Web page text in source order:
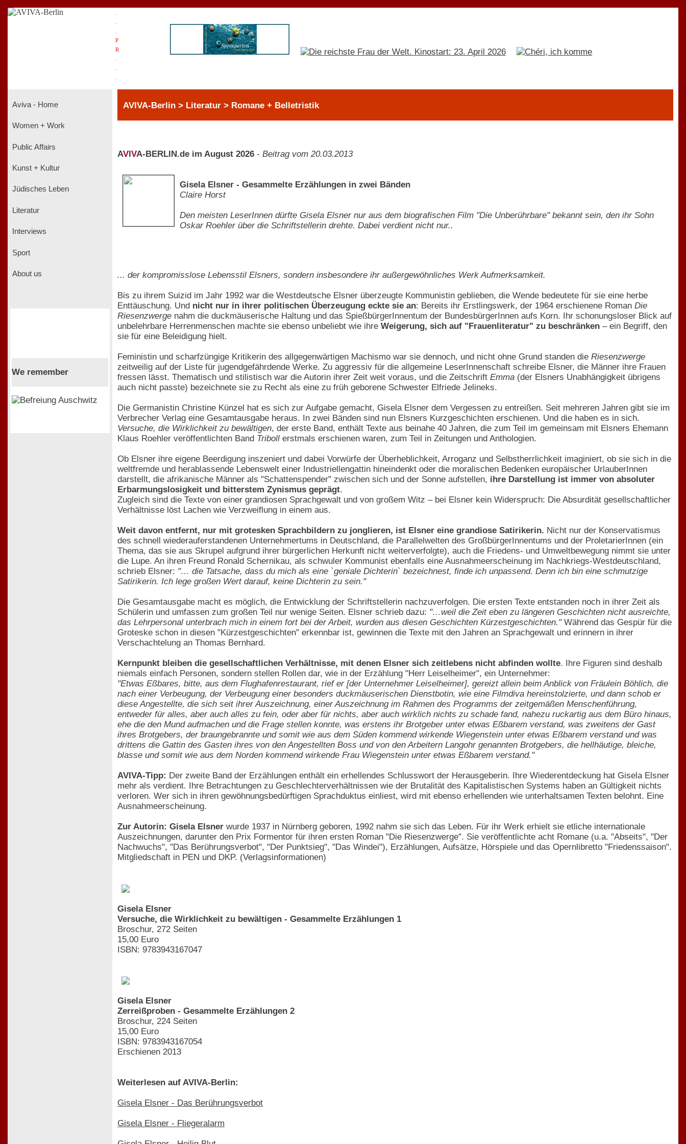
P
R
Aviva - Home
Women + Work
Public Affairs
Kunst + Kultur
Jüdisches Leben
Literatur
Interviews
Sport
About us
We remember
AVIVA-Berlin > Literatur > Romane + Belletristik
AV VA-BERLIN.de im August 2026 - Beitrag vom 20.03.2013
Gisela Elsner - Gesammelte Erzählungen in zwei Bänden
Claire Horst
Den meisten LeserInnen dürfte Gisela Elsner nur aus dem biografischen Film "Die Unberührbare" bekannt sein, den ihr Sohn
Oskar Roehler über die Schriftstellerin drehte. Dabei verdient nicht nur..
... der kompromisslose Lebensstil Elsners, sondern insbesondere ihr außergewöhnliches Werk Aufmerksamkeit.
Bis zu ihrem Suizid im Jahr 1992 war die Westdeutsche Elsner überzeugte Kommunistin geblieben, die Wende bedeutete für sie eine herbe
Enttäuschung. Und nicht nur in ihrer politischen Überzeugung eckte sie an: Bereits ihr Erstlingswerk, der 1964 erschienene Roman Die
Riesenzwerge nahm die duckmäuserische Haltung und das SpießbürgerInnentum der BundesbürgerInnen aufs Korn. Ihr schonungsloser Blick auf
unbelehrbare Herrenmenschen machte sie ebenso unbeliebt wie ihre Weigerung, sich auf "Frauenliteratur" zu beschränken – ein Begriff, den
sie für eine Beleidigung hielt.
Feministin und scharfzüngige Kritikerin des allgegenwärtigen Machismo war sie dennoch, und nicht ohne Grund standen die Riesenzwerge
zeitweilig auf der Liste für jugendgefährdende Werke. Zu aggressiv für die allgemeine LeserInnenschaft schreibe Elsner, die Männer ihre Frauen
fressen lässt. Thematisch und stilistisch war die Autorin ihrer Zeit weit voraus, und die Zeitschrift Emma (der Elsners Unabhängigkeit übrigens
auch nicht passte) bezeichnete sie zu Recht als eine zu früh geborene Schwester Elfriede Jelineks.
Die Germanistin Christine Künzel hat es sich zur Aufgabe gemacht, Gisela Elsner dem Vergessen zu entreißen. Seit mehreren Jahren gibt sie im
Verbrecher Verlag eine Gesamtausgabe heraus. In zwei Bänden sind nun Elsners Kurzgeschichten erschienen. Und die haben es in sich.
Versuche, die Wirklichkeit zu bewältigen, der erste Band, enthält Texte aus beinahe 40 Jahren, die zum Teil im gemeinsam mit Elsners Ehemann
Klaus Roehler veröffentlichten Band Triboll erstmals erschienen waren, zum Teil in Zeitungen und Anthologien.
Ob Elsner ihre eigene Beerdigung inszeniert und dabei Vorwürfe der Überheblichkeit, Arroganz und Selbstherrlichkeit imaginiert, ob sie sich in die
weltfremde und herablassende Lebenswelt einer Industriellengattin hineindenkt oder die moralischen Bedenken europäischer UrlauberInnen
darstellt, die afrikanische Männer als "Schattenspender" zwischen sich und der Sonne aufstellen, ihre Darstellung ist immer von absoluter
Erbarmungslosigkeit und bitterstem Zynismus geprägt.
Zugleich sind die Texte von einer grandiosen Sprachgewalt und von großem Witz – bei Elsner kein Widerspruch: Die Absurdität gesellschaftlicher
Verhältnisse löst Lachen wie Verzweiflung in einem aus.
Weit davon entfernt, nur mit grotesken Sprachbildern zu jonglieren, ist Elsner eine grandiose Satirikerin. Nicht nur der Konservatismus
des schnell wiederauferstandenen Unternehmertums in Deutschland, die Parallelwelten des GroßbürgerInnentums und der ProletarierInnen (ein
Thema, das sie aus Skrupel aufgrund ihrer bürgerlichen Herkunft nicht weiterverfolgte), auch die Friedens- und Umweltbewegung nimmt sie unter
die Lupe. An ihren Freund Ronald Schernikau, als schwuler Kommunist ebenfalls eine Ausnahmeerscheinung im Nachkriegs-Westdeutschland,
schrieb Elsner: "… die Tatsache, dass du mich als eine `geniale Dichterin` bezeichnest, finde ich unpassend. Denn ich bin eine schmutzige
Satirikerin. Ich lege großen Wert darauf, keine Dichterin zu sein."
Die Gesamtausgabe macht es möglich, die Entwicklung der Schriftstellerin nachzuverfolgen. Die ersten Texte entstanden noch in ihrer Zeit als
Schülerin und umfassen zum großen Teil nur wenige Seiten. Elsner schrieb dazu: "…weil die Zeit eben zu längeren Geschichten nicht ausreichte,
das Lehrpersonal unterbrach mich in einem fort bei der Arbeit, wurden aus diesen Geschichten Kürzestgeschichten."Während das Gespür für die
Groteske schon in diesen "Kürzestgeschichten" erkennbar ist, gewinnen die Texte mit den Jahren an Sprachgewalt und erinnern in ihrer
Verschachtelung an Thomas Bernhard.
Kernpunkt bleiben die gesellschaftlichen Verhältnisse, mit denen Elsner sich zeitlebens nicht abfinden wollte. Ihre Figuren sind deshalb
niemals einfach Personen, sondern stellen Rollen dar, wie in der Erzählung "Herr Leiselheimer", ein Unternehmer:
"Etwas Eßbares, bitte, aus dem Flughafenrestaurant, rief er [der Unternehmer Leiselheimer], gereizt allein beim Anblick von Fräulein Böhlich, die
nach einer Verbeugung, der Verbeugung einer besonders duckmäuserischen Dienstbotin, wie eine Filmdiva hereinstolzierte, und dann schob er
diese Angestellte, die sich seit ihrer Auszeichnung, einer Auszeichnung im Rahmen des Programms der zeitgemäßen Menschenführung,
entweder für alles, aber auch alles zu fein, oder aber für nichts, aber auch wirklich nichts zu schade fand, nahezu ruckartig aus dem Büro hinaus,
ehe die den Mund aufmachen und die Frage stellen konnte, was erstens ihr Brotgeber unter etwas Eßbarem verstand, was zweitens der Gast
ihres Brotgebers, der braungebrannte und somit wie aus dem Süden kommend wirkende Wiegenstein unter etwas Eßbarem verstand und was
drittens die Gattin des Gasten ihres von den Angestellten Boss und von den Arbeitern Langohr genannten Brotgebers, die hellhäutige, bleiche,
blasse und somit wie aus dem Norden kommend wirkende Frau Wiegenstein unter etwas Eßbarem verstand."
AVIVA-Tipp: Der zweite Band der Erzählungen enthält ein erhellendes Schlusswort der Herausgeberin. Ihre Wiederentdeckung hat Gisela Elsner
mehr als verdient. Ihre Betrachtungen zu Geschlechterverhältnissen wie der Brutalität des Kapitalistischen Systems haben an Gültigkeit nichts
verloren. Wer sich in ihren gewöhnungsbedürftigen Sprachduktus einliest, wird mit ebenso erhellenden wie unterhaltsamen Texten belohnt. Eine
Ausnahmeerscheinung.
Zur Autorin: Gisela Elsner wurde 1937 in Nürnberg geboren, 1992 nahm sie sich das Leben. Für ihr Werk erhielt sie etliche internationale
Auszeichnungen, darunter den Prix Formentor für ihren ersten Roman "Die Riesenzwerge". Sie veröffentlichte acht Romane (u.a. "Abseits", "Der
Nachwuchs", "Das Berührungsverbot", "Der Punktsieg", "Das Windei"), Erzählungen, Aufsätze, Hörspiele und das Opernlibretto "Friedenssaison".
Mitgliedschaft in PEN und DKP. (Verlagsinformationen)
Gisela Elsner
Versuche, die Wirklichkeit zu bewältigen - Gesammelte Erzählungen 1
Broschur, 272 Seiten
15,00 Euro
ISBN: 9783943167047
Gisela Elsner
Zerreißproben - Gesammelte Erzählungen 2
Broschur, 224 Seiten
15,00 Euro
ISBN: 9783943167054
Erschienen 2013
Weiterlesen auf AVIVA-Berlin:
Gisela Elsner - Das Berührungsverbot
Gisela Elsner - Fliegeralarm